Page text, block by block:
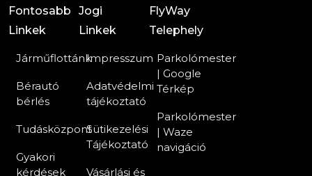
Fontosabb
Linkek
Járműflottánk
Bérautó
bérlés
Tudásközpont
Gyakori
kérdések
Jogi
Linkek
Impresszum
Adatvédelmi
tájékoztató
Sütikezelési
Tájékoztató
Vásárlási és
FlyWay
Telephely
Parkolómester
| Google
Térkép
Parkolómester
| Waze
navigáció